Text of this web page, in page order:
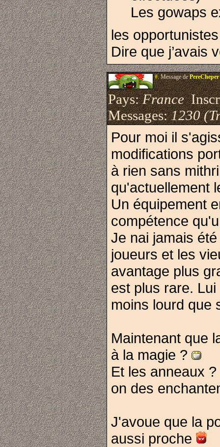
Les gowaps
les
Dire que j’avais
#.Message dePereCheper
Pays:France
Messages:1230
Pour moi il
modifications
à rien sans
qu'actuellement
Un équipement
compétence
Je nai jamais
joueurs et les
avantage plus
est plus rare.
moins lourd que
Maintenant que
à la magie ?
Et les anneaux
on des
J'avoue que la
aussi proche